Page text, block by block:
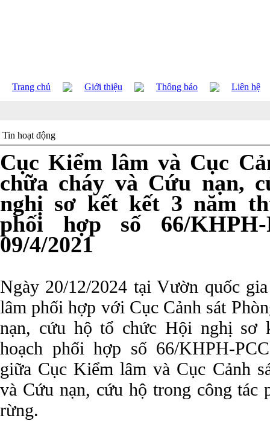
Trang chủ Giới thiệu Thông báo Liên hệ
Tin hoạt động
Cục Kiểm lâm và Cục
chữa cháy và Cứu nạn,
nghị sơ kết kết 3 năm
phối hợp số 66/
09/4/2021
Ngày 20/12/2024 tại Vườn quốc
lâm phối hợp với Cục Cảnh sát
nạn, cứu hộ tổ chức Hội nghị sơ
hoạch phối hợp số 66/KHPH-
giữa Cục Kiểm lâm và Cục Cảnh
và Cứu nạn, cứu hộ trong công tác
rừng.